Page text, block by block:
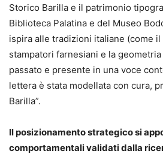
Storico Barilla e il patrimonio
Biblioteca Palatina e del Museo
ispira alle tradizioni italiane (come il
stampatori farnesiani e la
passato e presente in una voce
lettera è stata modellata con cura,
Barilla”.
Il posizionamento strategico si
comportamentali validati dalla